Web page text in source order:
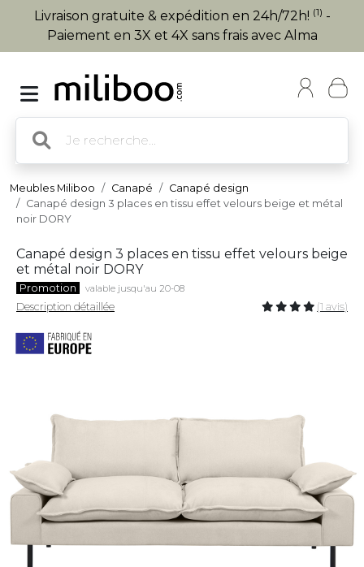
Livraison gratuite & expédition en 24h/72h! (1) -
Paiement en 3X et 4X sans frais avec Alma
Meubles Miliboo Canapé
Canapé design
Canapé design 3 places en tissu effet velours beige et métal
noir DORY
Canapé design 3 places en tissu effet velours beige
et métal noir DORY
Promotion valable jusqu'au 20-08
Description détaillée (1 avis)